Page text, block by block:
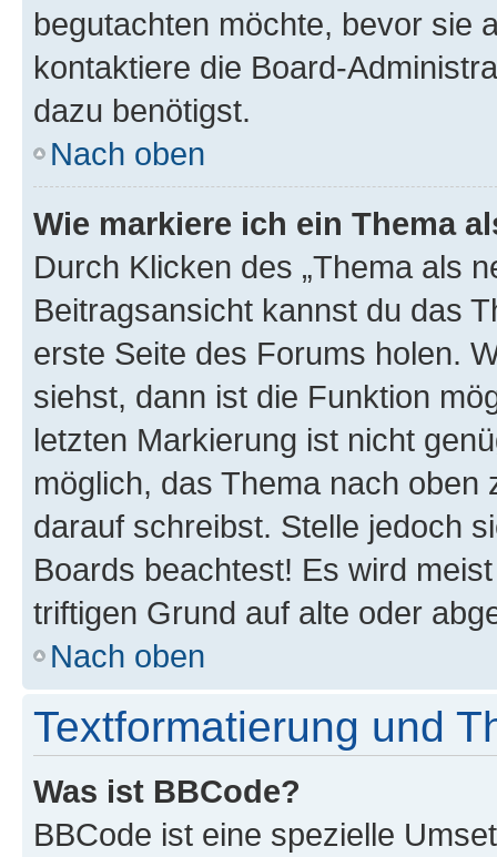
begutachten möchte, bevor sie
kontaktiere die Board-
dazu benötigst.
Nach oben
Wie markiere ich ein Thema
Durch Klicken des „Thema als
Beitragsansicht kannst du das
erste Seite des Forums holen.
siehst, dann ist die Funktion
letzten Markierung ist nicht
möglich, das Thema nach oben
darauf schreibst. Stelle jedoch
Boards beachtest! Es wird
triftigen Grund auf alte oder
Nach oben
Textformatierung und
Was ist BBCode?
BBCode ist eine spezielle